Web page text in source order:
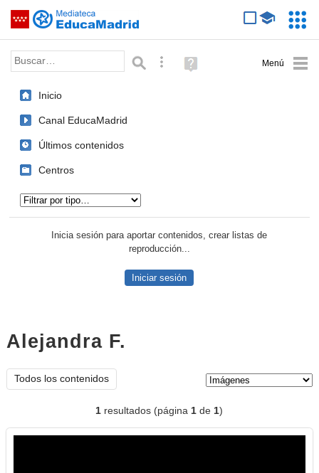
Saltar navegación
Palabra o frase: Búsqueda avanzada
Ayuda
(en
Inicio
Canal EducaMadrid
Últimos contenidos
Centros
Inicia sesión para aportar contenidos, crear listas de
reproducción...
Iniciar sesión
Alejandra F.
Todos los contenidos
1 resultados (página1 de1)